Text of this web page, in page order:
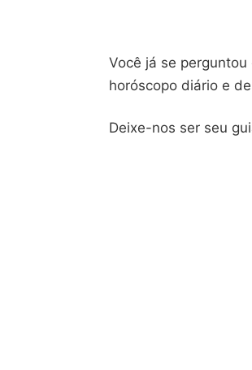
Você já se
horóscopo diário e
Deixe-nos ser seu